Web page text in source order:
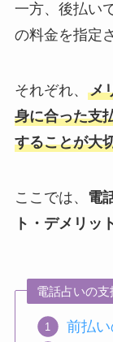
一方、後払い
の料金を指定
それぞれ、 メ
身に合った支
することが大
ここでは、 電
ト・デメリッ
電話占いの
前払